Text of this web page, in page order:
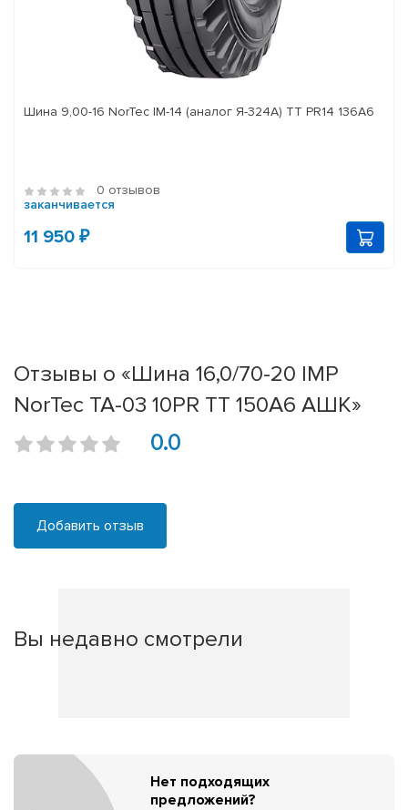
Шина 9,00-16 NorTec IM-14 (аналог Я-324А) ТТ PR14 136А6
0 отзывов
заканчивается
11 950 ₽
Отзывы о «Шина 16,0/70-20 IMP
NorTec TA-03 10PR TT 150А6 АШК»
0.0
Добавить отзыв
Вы недавно смотрели
Нет подходящих
предложений?